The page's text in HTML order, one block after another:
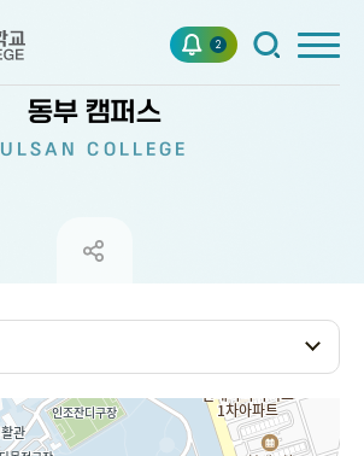
2
동부 캠퍼스
ULSAN COLLEGE